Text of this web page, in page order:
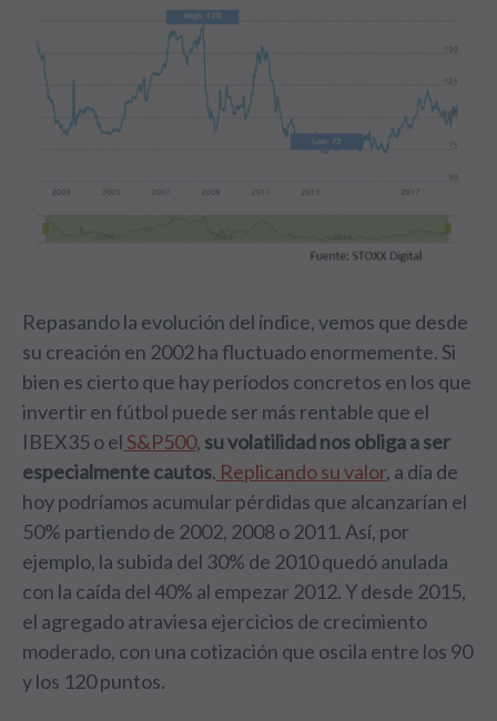
Repasando la evolución del índice, vemos que desde
su creación en 2002 ha fluctuado enormemente. Si
bien es cierto que hay períodos concretos en los que
invertir en fútbol puede ser más rentable que el
IBEX35 o el S&P500, su volatilidad nos obliga a ser
especialmente cautos. Replicando su valor, a día de
hoy podríamos acumular pérdidas que alcanzarían el
50% partiendo de 2002, 2008 o 2011. Así, por
ejemplo, la subida del 30% de 2010 quedó anulada
con la caída del 40% al empezar 2012. Y desde 2015,
el agregado atraviesa ejercicios de crecimiento
moderado, con una cotización que oscila entre los 90
y los 120 puntos.